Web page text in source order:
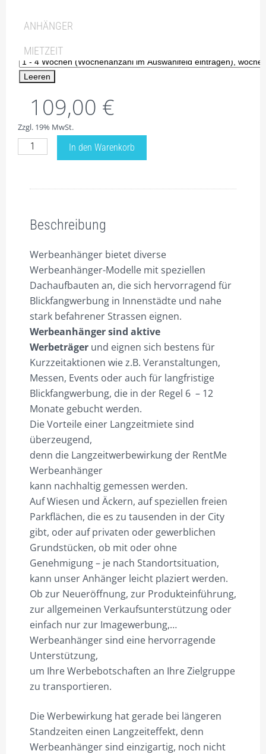
VERSAND & LIEFERUNG
WARENKORB
WIDERRUF
ZAHLUNGSARTEN
ANHÄNGER
MIETZEIT
Leeren
109,00 €
Zzgl. 19% MwSt.
Mietzeit
verlängern...
In den Warenkorb
Beschreibung
Werbeanhänger bietet diverse
Werbeanhänger-Modelle mit speziellen
Dachaufbauten an, die sich hervorragend für
Blickfangwerbung in Innenstädte und nahe
stark befahrener Strassen eignen.
Werbeanhänger sind aktive
Werbeträger und eignen sich bestens für
Kurzzeitaktionen wie z.B. Veranstaltungen,
Messen, Events oder auch für langfristige
Blickfangwerbung, die in der Regel 6 – 12
Monate gebucht werden.
Die Vorteile einer Langzeitmiete sind
überzeugend,
denn die Langzeitwerbewirkung der RentMe
Werbeanhänger
kann nachhaltig gemessen werden.
Auf Wiesen und Äckern, auf speziellen freien
Parkflächen, die es zu tausenden in der City
gibt, oder auf privaten oder gewerblichen
Grundstücken, ob mit oder ohne
Genehmigung – je nach Standortsituation,
kann unser Anhänger leicht plaziert werden.
Ob zur Neueröffnung, zur Produkteinführung,
zur allgemeinen Verkaufsunterstützung oder
einfach nur zur Imagewerbung,…
Werbeanhänger sind eine hervorragende
Unterstützung,
um Ihre Werbebotschaften an Ihre Zielgruppe
zu transportieren.
Die Werbewirkung hat gerade bei längeren
Standzeiten einen Langzeiteffekt, denn
Werbeanhänger sind einzigartig, noch nicht